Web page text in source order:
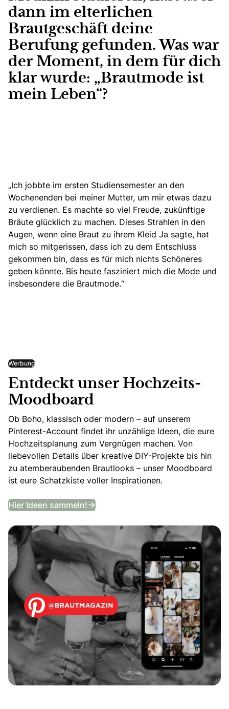
dann im elterlichen
Brautgeschäft deine
Berufung gefunden. Was war
der Moment, in dem für dich
klar wurde: „Brautmode ist
mein Leben“?
„Ich jobbte im ersten Studiensemester an den
Wochenenden bei meiner Mutter, um mir etwas dazu
zu verdienen. Es machte so viel Freude, zukünftige
Bräute glücklich zu machen. Dieses Strahlen in den
Augen, wenn eine Braut zu ihrem Kleid Ja sagte, hat
mich so mitgerissen, dass ich zu dem Entschluss
gekommen bin, dass es für mich nichts Schöneres
geben könnte. Bis heute fasziniert mich die Mode und
insbesondere die Brautmode.“
Werbung
Entdeckt unser Hochzeits-
Moodboard
Ob Boho, klassisch oder modern – auf unserem
Pinterest-Account findet ihr unzählige Ideen, die eure
Hochzeitsplanung zum Vergnügen machen. Von
liebevollen Details über kreative DIY-Projekte bis hin
zu atemberaubenden Brautlooks – unser Moodboard
ist eure Schatzkiste voller Inspirationen.
Hier Ideen sammeln! Entdeckt unser Hochzeits-